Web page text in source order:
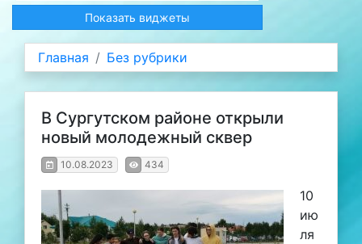
Показать виджеты
Главная Без рубрики
В Сургутском районе открыли
новый молодежный сквер
10.08.2023 434
10
ию
ля